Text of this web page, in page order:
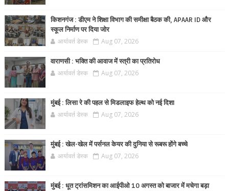
किशनगंज : डीएम ने शिक्षा विभाग की समीक्षा बैठक की, APAAR ID और
स्कूल निर्माण पर दिया जोर
आर्यावर्त डेस्क Aug 07, 2026
वाराणसी : भक्ति की आवाज में स्त्री का प्रतिरोध
आर्यावर्त डेस्क Aug 07, 2026
मुंबई : लिसा रे की पहल से मिडलाइफ हेल्थ को नई दिशा
आर्यावर्त डेस्क Aug 07, 2026
मुंबई : खेल-खेल में पर्सनल केयर की दुनिया से रूबरू होंगे बच्चे
आर्यावर्त डेस्क Aug 07, 2026
मुंबई : धूत ट्रांसमिशन का आईपीओ 10 अगस्त को बाजार में मचेगा बड़ा